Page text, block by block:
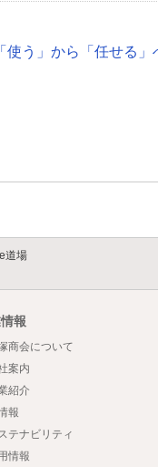
う」から「任せる」
道場
報
商会について
案内
紹介
報
テナビリティ
情報